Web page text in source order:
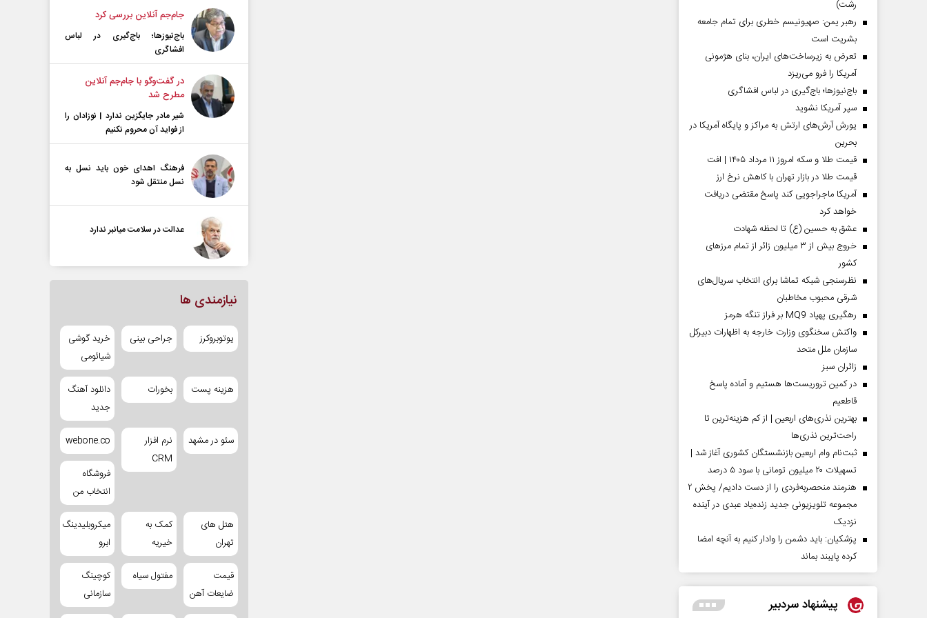
رشت)
رهبر یمن: صهیونیسم خطری برای تمام جامعه
بشریت است
تعرض به زیرساخت‌های ایران، بنای هژمونی
آمریکا را فرو می‌ریزد
باج‌نیوزها؛ باج‌گیری در لباس افشاگری
سپر آمریکا نشوید
یورش آرش‌های ارتش به مراکز و پایگاه‌ آمریکا در
بحرین
قیمت طلا و سکه امروز ۱۱ مرداد ۱۴۰۵ | افت
قیمت طلا در بازار تهران با کاهش نرخ ارز
آمریکا ماجراجویی کند پاسخ مقتضی دریافت
خواهد کرد
عشق به حسین (ع) تا لحظه شهادت
خروج بیش از ۳ میلیون زائر از تمام مرز‌های
کشور
نظرسنجی شبکه تماشا برای انتخاب سریال‌های
شرقی محبوب مخاطبان
رهگیری پهپاد MQ9 بر فراز تنگه هرمز
واکنش سخنگوی وزارت خارجه به اظهارات دبیرکل
سازمان ملل متحد
‌زائران سبز
در کمین تروریست‌ها هستیم و آماده پاسخ
قاطعیم
بهترین نذری‌های اربعین | از کم هزینه‌ترین تا
راحت‌ترین نذری‌ها
ثبت‌نام وام اربعین بازنشستگان کشوری آغاز شد |
تسهیلات ۲۰ میلیون تومانی با سود ۵ درصد
هنرمند منحصر‌به‌فردی را از دست دادیم/ پخش ۲
مجموعه تلویزیونی جدید زنده‌یاد عبدی در آینده
نزدیک
پزشکیان: باید دشمن را وادار کنیم به آنچه امضا
کرده پایبند بماند
پیشنهاد سردبیر
جام‌جم آنلاین بررسی کرد
باج‌نیوزها؛ باج‌گیری در لباس
افشاگری
در گفت‌و‌گو با جام‌جم آنلاین
مطرح شد
شیر مادر جایگزین ندارد | نوزادان را
از فواید آن محروم نکنیم
فرهنگ اهدای خون باید نسل به
نسل منتقل شود
عدالت در سلامت میانبر ندارد
نیازمندی ها
یوتوبروکرز جراحی بینی
خرید گوشی
شیائومی
هزینه پست بخورات
دانلود آهنگ
جدید
سئو در مشهد
نرم افزار
CRM
webone.co
فروشگاه
انتخاب من
هتل های
تهران
کمک به
خیریه
میکروبلیدینگ
ابرو
قیمت
ضایعات آهن
مفتول سیاه
کوچینگ
سازمانی